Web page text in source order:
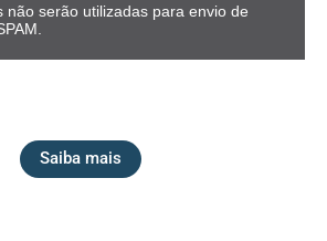
não serão utilizadas para envio de
Saiba mais